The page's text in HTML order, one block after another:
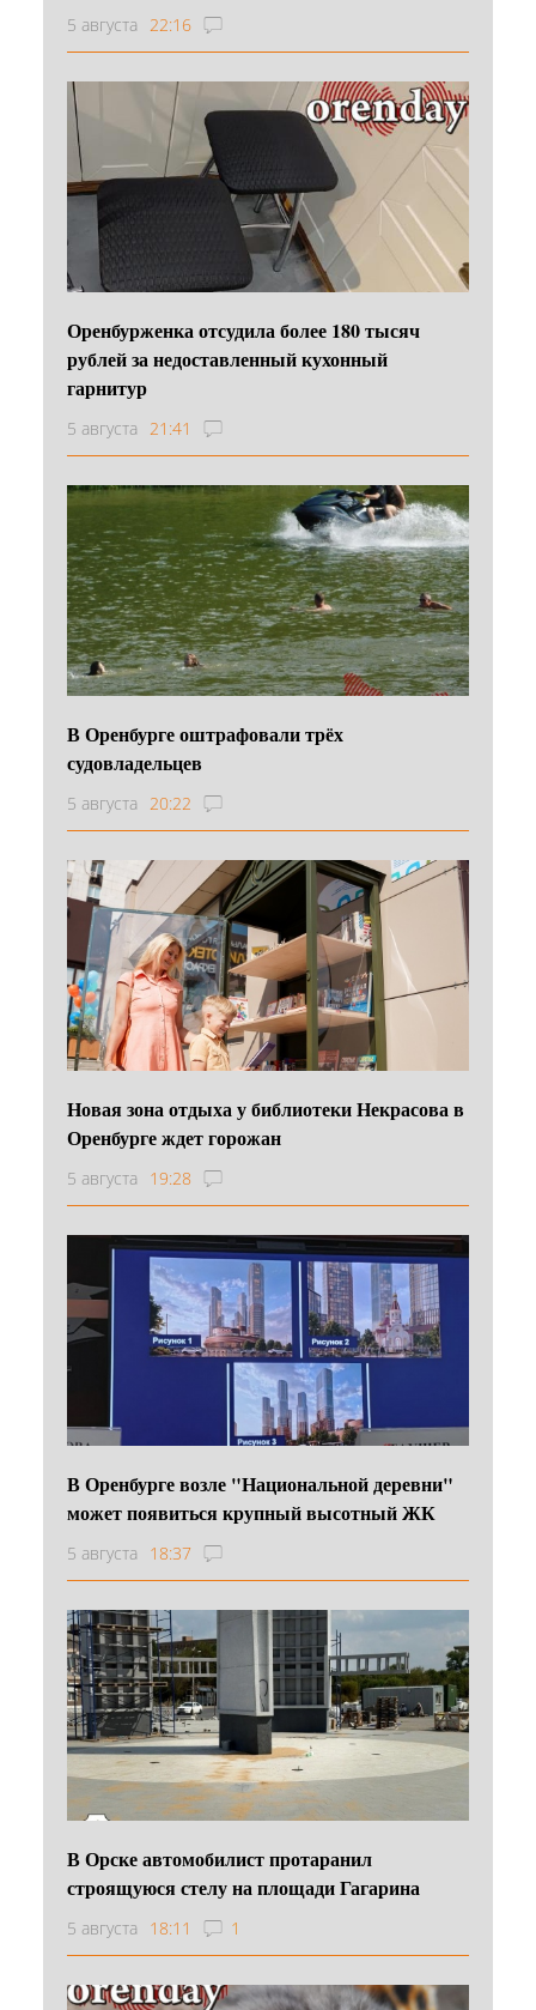
5 августа 22:16
Оренбурженка отсудила более 180 тысяч
рублей за недоставленный кухонный
гарнитур
5 августа 21:41
В Оренбурге оштрафовали трёх
судовладельцев
5 августа 20:22
Новая зона отдыха у библиотеки Некрасова в
Оренбурге ждет горожан
5 августа 19:28
В Оренбурге возле "Национальной деревни"
может появиться крупный высотный ЖК
5 августа 18:37
В Орске автомобилист протаранил
строящуюся стелу на площади Гагарина
5 августа 18:11 1